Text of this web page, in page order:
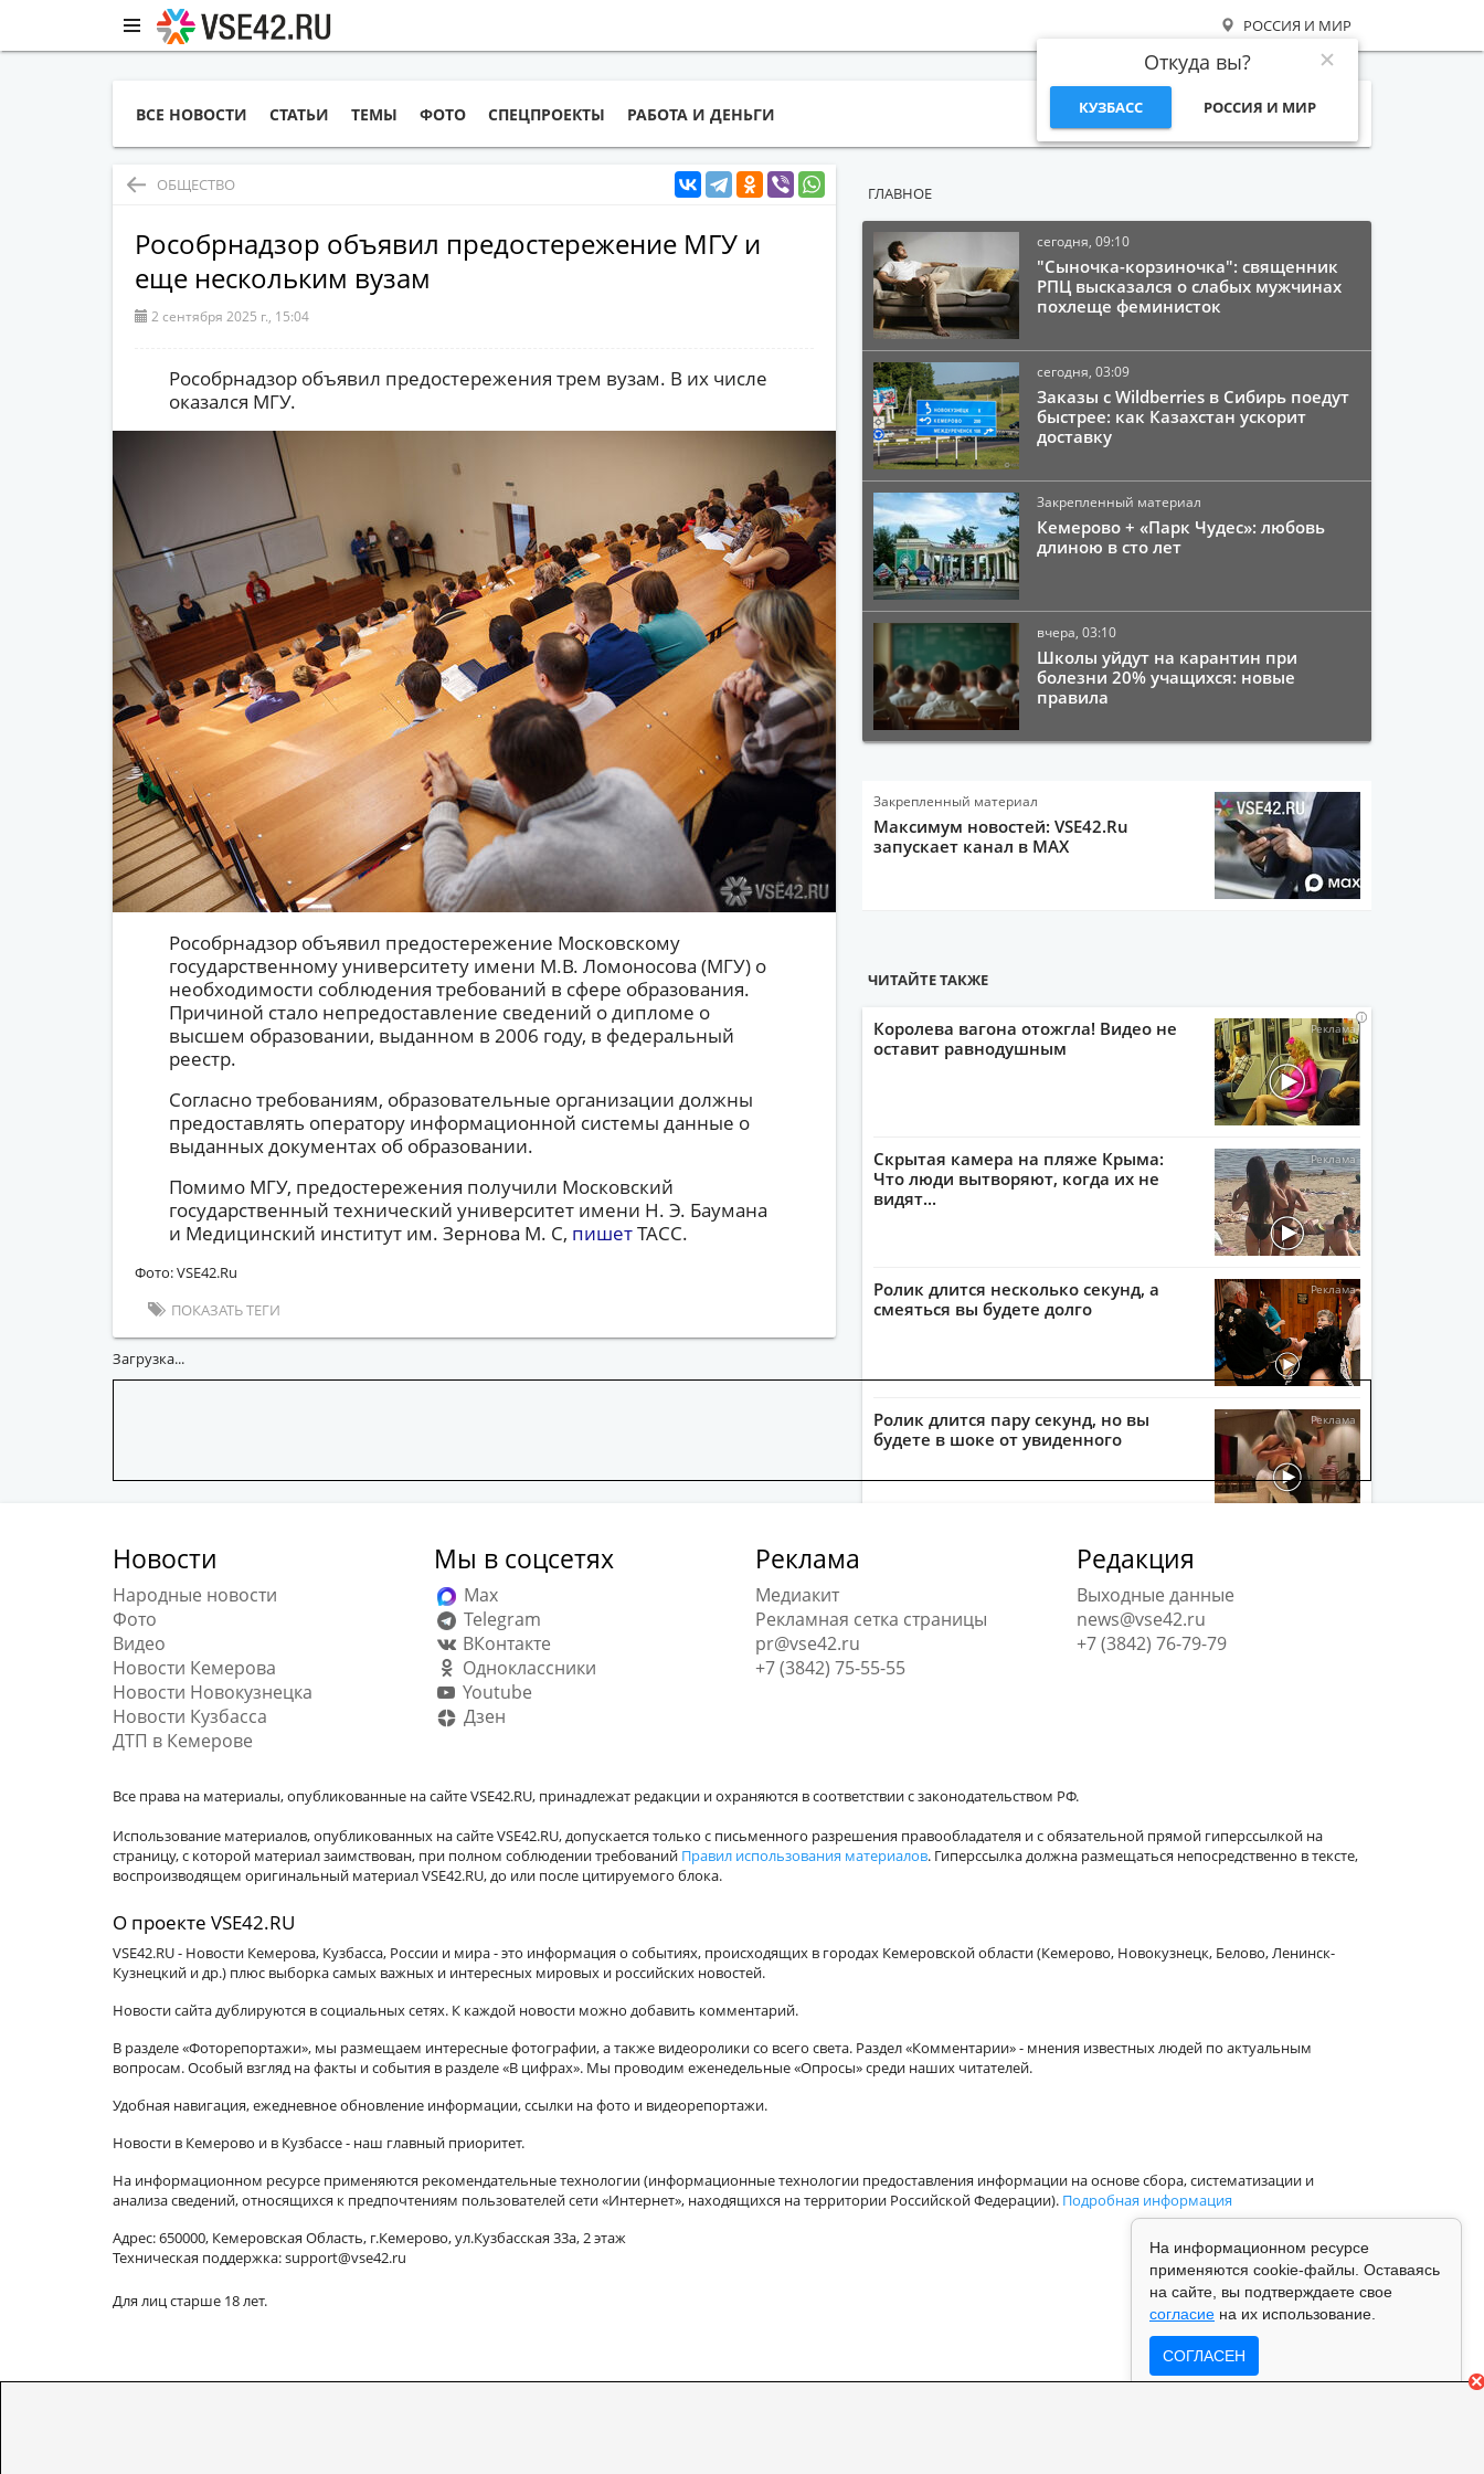
РОССИЯ И МИР
Откуда вы?
КУЗБАСС РОССИЯ И МИР
ВСЕ НОВОСТИ СТАТЬИ ТЕМЫ ФОТО СПЕЦПРОЕКТЫ РАБОТА И ДЕНЬГИ Поиск
ОБЩЕСТВО
Рособрнадзор объявил предостережение МГУ и
еще нескольким вузам
2 сентября 2025 г., 15:04
Рособрнадзор объявил предостережения трем вузам. В их числе
оказался МГУ.
Рособрнадзор объявил предостережение Московскому
государственному университету имени М.В. Ломоносова (МГУ) о
необходимости соблюдения требований в сфере образования.
Причиной стало непредоставление сведений о дипломе о
высшем образовании, выданном в 2006 году, в федеральный
реестр.
Согласно требованиям, образовательные организации должны
предоставлять оператору информационной системы данные о
выданных документах об образовании.
Помимо МГУ, предостережения получили Московский
государственный технический университет имени Н. Э. Баумана
и Медицинский институт им. Зернова М. С, пишетТАСС.
Фото: VSE42.Ru
ПОКАЗАТЬ ТЕГИ
Загрузка...
ГЛАВНОЕ
сегодня, 09:10
"Сыночка-корзиночка": священник
РПЦ высказался о слабых мужчинах
похлеще феминисток
сегодня, 03:09
Заказы с Wildberries в Сибирь поедут
быстрее: как Казахстан ускорит
доставку
Закрепленный материал
Кемерово + «Парк Чудес»: любовь
длиною в сто лет
вчера, 03:10
Школы уйдут на карантин при
болезни 20% учащихся: новые
правила
Закрепленный материал
Максимум новостей: VSE42.Ru
запускает канал в MAX
ЧИТАЙТЕ ТАКЖЕ
i
Королева вагона отожгла! Видео не
оставит равнодушным
i
Скрытая камера на пляже Крыма:
Что люди вытворяют, когда их не
видят...
i
Ролик длится несколько секунд, а
смеяться вы будете долго
i
Ролик длится пару секунд, но вы
будете в шоке от увиденного
Новости
Народные новости
Фото
Видео
Новости Кемерова
Новости Новокузнецка
Новости Кузбасса
ДТП в Кемерове
Мы в соцсетях
Max
Telegram
ВКонтакте
Одноклассники
Youtube
Дзен
Реклама
Медиакит
Рекламная сетка страницы
pr@vse42.ru
+7 (3842) 75-55-55
Редакция
Выходные данные
news@vse42.ru
+7 (3842) 76-79-79
Все права на материалы, опубликованные на сайте VSE42.RU, принадлежат редакции и охраняются в соответствии с законодательством РФ.
Использование материалов, опубликованных на сайте VSE42.RU, допускается только с письменного разрешения правообладателя и с обязательной прямой гиперссылкой на
страницу, с которой материал заимствован, при полном соблюдении требований Правил использования материалов. Гиперссылка должна размещаться непосредственно в тексте,
воспроизводящем оригинальный материал VSE42.RU, до или после цитируемого блока.
О проекте VSE42.RU
VSE42.RU - Новости Кемерова, Кузбасса, России и мира - это информация о событиях, происходящих в городах Кемеровской области (Кемерово, Новокузнецк, Белово, Ленинск-
Кузнецкий и др.) плюс выборка самых важных и интересных мировых и российских новостей.
Новости сайта дублируются в социальных сетях. К каждой новости можно добавить комментарий.
В разделе «Фоторепортажи», мы размещаем интересные фотографии, а также видеоролики со всего света. Раздел «Комментарии» - мнения известных людей по актуальным
вопросам. Особый взгляд на факты и события в разделе «В цифрах». Мы проводим еженедельные «Опросы» среди наших читателей.
Удобная навигация, ежедневное обновление информации, ссылки на фото и видеорепортажи.
Новости в Кемерово и в Кузбассе - наш главный приоритет.
На информационном ресурсе применяются рекомендательные технологии (информационные технологии предоставления информации на основе сбора, систематизации и
анализа сведений, относящихся к предпочтениям пользователей сети «Интернет», находящихся на территории Российской Федерации). Подробная информация
Адрес: 650000, Кемеровская Область, г.Кемерово, ул.Кузбасская 33а, 2 этаж
Техническая поддержка: support@vse42.ru
Для лиц старше 18 лет.
На информационном ресурсе
применяются cookie-файлы. Оставаясь
на сайте, вы подтверждаете свое
согласие на их использование.
СОГЛАСЕН